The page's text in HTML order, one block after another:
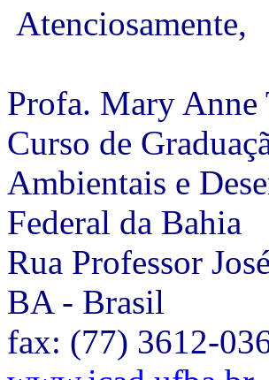
Atenciosamente,
Profa. Mary Anne
Curso de
Ambientais e
Federal da Bahia
Rua Professor
BA - Brasil
fax: (77) 3612-